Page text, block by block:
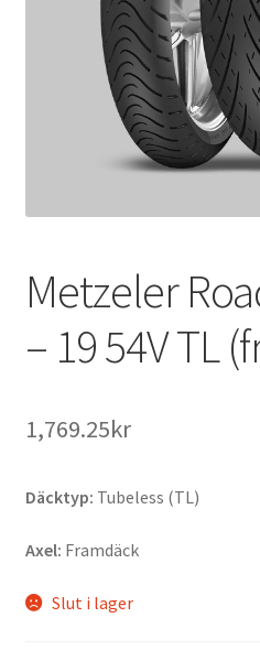
Metzeler
– 19 54V TL
1,769.25kr
Däcktyp: Tubeless (TL)
Axel: Framdäck
Slut i lager